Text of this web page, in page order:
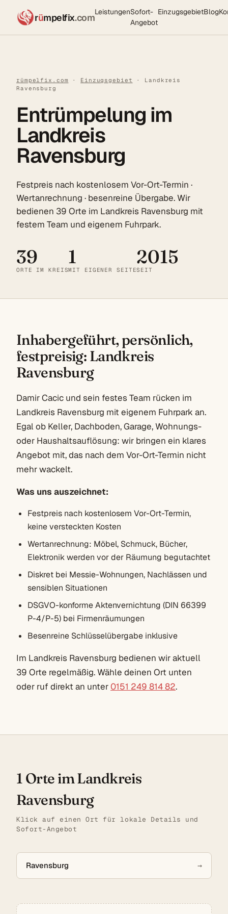
rümpelfix.comLeistungenSofort-
Angebot
EinzugsgebietBlog
rümpelfix.com · Einzugsgebiet
· Landkreis
Ravensburg
Entrümpelung im
Landkreis
Ravensburg
Festpreis nach kostenlosem Vor-Ort-Termin ·
Wertanrechnung · besenreine Übergabe. Wir
bedienen 39 Orte im Landkreis Ravensburg mit
festem Team und eigenem Fuhrpark.
39
ORTE IM KREIS
1
MIT EIGENER SEITE
2015
SEIT
Inhabergeführt, persönlich,
festpreisig: Landkreis
Ravensburg
Damir Cacic und sein festes Team rücken im
Landkreis Ravensburg mit eigenem Fuhrpark an.
Egal ob Keller, Dachboden, Garage, Wohnungs-
oder Haushaltsauflösung: wir bringen ein klares
Angebot mit, das nach dem Vor-Ort-Termin nicht
mehr wackelt.
Was uns auszeichnet:
Festpreis nach kostenlosem Vor-Ort-Termin,
keine versteckten Kosten
Wertanrechnung: Möbel, Schmuck, Bücher,
Elektronik werden vor der Räumung begutachtet
Diskret bei Messie-Wohnungen, Nachlässen und
sensiblen Situationen
DSGVO-konforme Aktenvernichtung (DIN 66399
P-4/P-5) bei Firmenräumungen
Besenreine Schlüsselübergabe inklusive
Im Landkreis Ravensburg bedienen wir aktuell
39 Orte regelmäßig. Wähle deinen Ort unten
oder ruf direkt an unter 0151 249 814 82.
1 Orte im Landkreis
Ravensburg
Klick auf einen Ort für lokale Details und
Sofort-Angebot
Ravensburg →